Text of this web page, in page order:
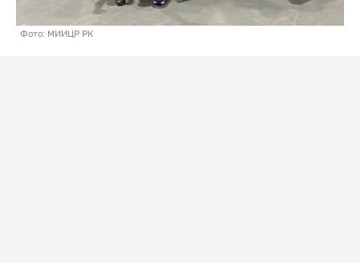
Фото: МИИЦР РК